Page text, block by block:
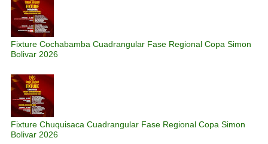
Fixture Cochabamba Cuadrangular Fase Regional Copa Simon
Bolivar 2026
Fixture Chuquisaca Cuadrangular Fase Regional Copa Simon
Bolivar 2026